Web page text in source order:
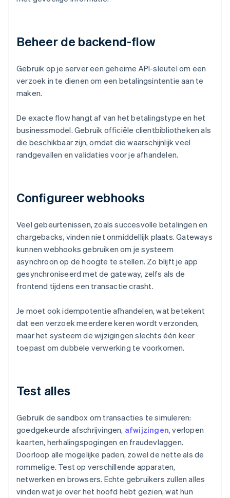
Beheer de backend-flow
Gebruik op je server een geheime API-sleutel om een
verzoek in te dienen om een betalingsintentie aan te
maken.
De exacte flow hangt af van het betalingstype en het
businessmodel. Gebruik officiële clientbibliotheken als
die beschikbaar zijn, omdat die waarschijnlijk veel
randgevallen en validaties voor je afhandelen.
Configureer webhooks
Veel gebeurtenissen, zoals succesvolle betalingen en
chargebacks, vinden niet onmiddellijk plaats. Gateways
kunnen webhooks gebruiken om je systeem
asynchroon op de hoogte te stellen. Zo blijft je app
gesynchroniseerd met de gateway, zelfs als de
frontend tijdens een transactie crasht.
Je moet ook idempotentie afhandelen, wat betekent
dat een verzoek meerdere keren wordt verzonden,
maar het systeem de wijzigingen slechts één keer
toepast om dubbele verwerking te voorkomen.
Test alles
Gebruik de sandbox om transacties te simuleren:
goedgekeurde afschrijvingen, afwijzingen, verlopen
kaarten, herhalingspogingen en fraudevlaggen.
Doorloop alle mogelijke paden, zowel de nette als de
rommelige. Test op verschillende apparaten,
netwerken en browsers. Echte gebruikers zullen alles
vinden wat je over het hoofd hebt gezien, wat hun